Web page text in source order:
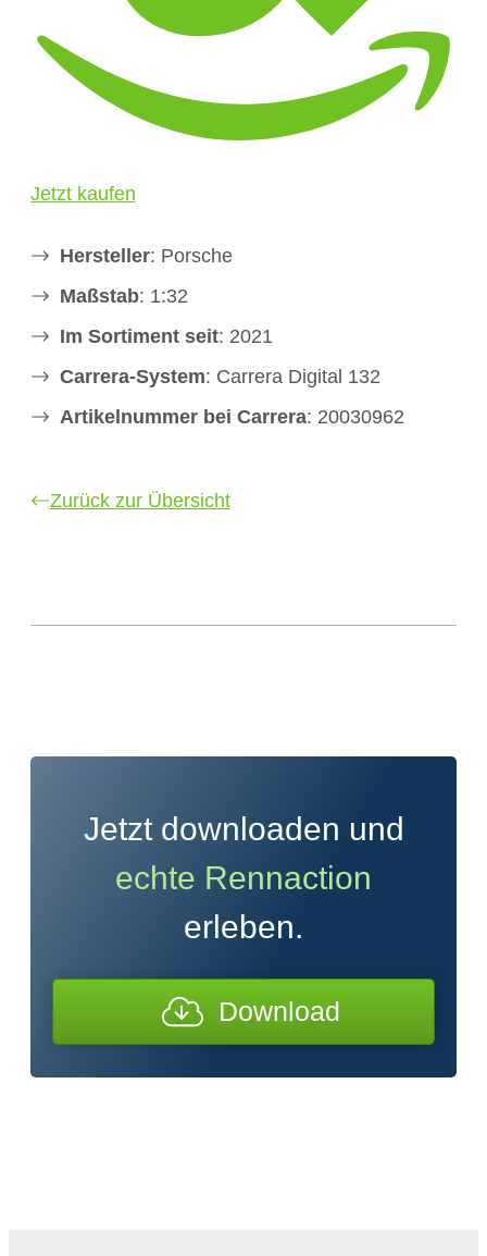
Jetzt kaufen
Hersteller: Porsche
Maßstab: 1:32
Im Sortiment seit: 2021
Carrera-System: Carrera Digital 132
Artikelnummer bei Carrera: 20030962
Zurück zur Übersicht
Jetzt downloaden und
echte Rennaction
erleben.
Download